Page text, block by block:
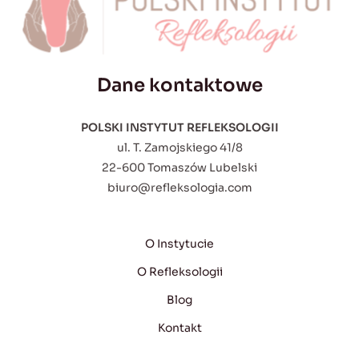
Dane kontaktowe
POLSKI INSTYTUT REFLEKSOLOGII
ul. T. Zamojskiego 41/8
22-600 Tomaszów Lubelski
biuro@refleksologia.com
O Instytucie
O Refleksologii
Blog
Kontakt